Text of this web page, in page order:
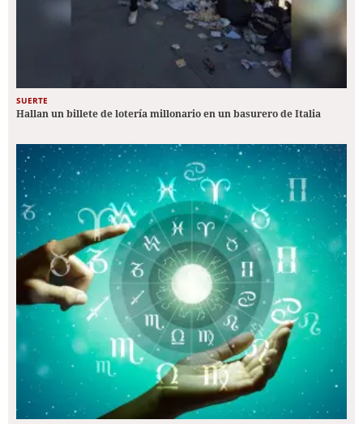
SUERTE
Hallan un billete de lotería millonario en un basurero de Italia